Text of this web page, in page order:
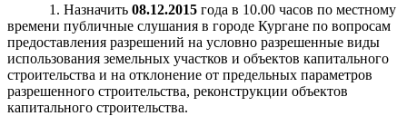
1. Назначить 08.12.2015 года в 10.00 часов по местному
времени публичные слушания в городе Кургане по вопросам
предоставления разрешений на условно разрешенные виды
использования земельных участков и объектов капитального
строительства и на отклонение от предельных параметров
разрешенного строительства, реконструкции объектов
капитального строительства.